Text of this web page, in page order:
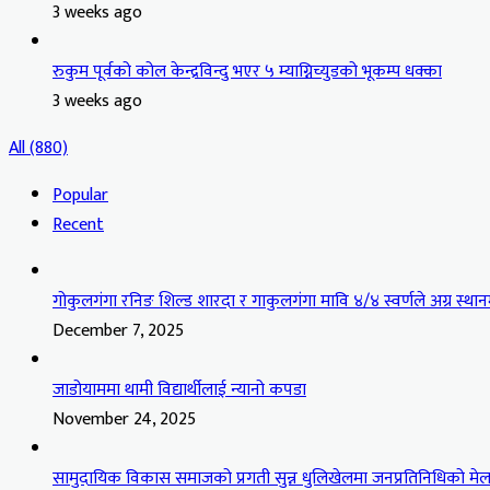
3 weeks ago
रुकुम पूर्वको कोल केन्द्रविन्दु भएर ५ म्याग्निच्युडको भूकम्प धक्का
3 weeks ago
All (880)
Popular
Recent
गोकुलगंगा रनिङ शिल्ड शारदा र गाकुलगंगा मावि ४/४ स्वर्णले अग्र
December 7, 2025
जाडोयाममा थामी विद्यार्थीलाई न्यानो कपडा
November 24, 2025
सामुदायिक विकास समाजको प्रगती सुन्न धुलिखेलमा जनप्रतिनिधिको